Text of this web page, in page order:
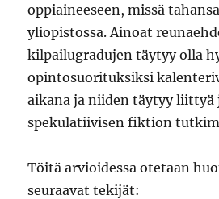
oppiaineeseen, missä
yliopistossa. Ainoat
kilpailugradujen täytyy olla
opintosuorituksiksi
aikana ja niiden täytyy liittyä
spekulatiivisen fiktion
Töitä arvioidessa otetaan
seuraavat tekijät: